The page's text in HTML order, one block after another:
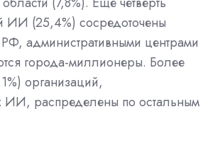
ИИ (25,4%) сосредоточены
РФ, административными центрами
города-миллионеры. Более
организаций,
распределены по остальным